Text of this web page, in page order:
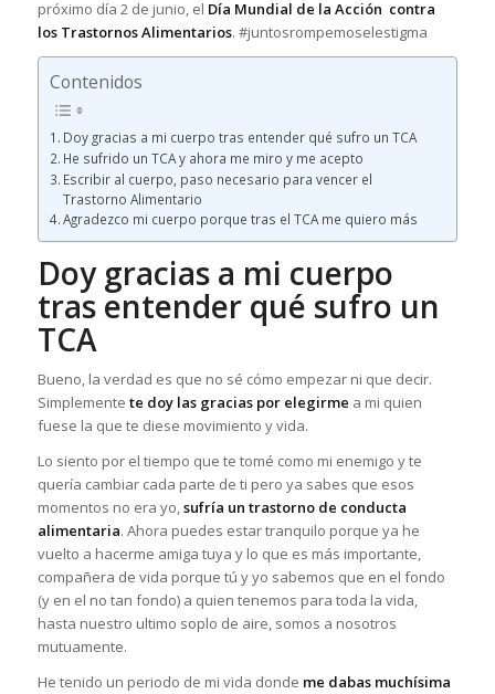
próximo día 2 de junio, el Día Mundial de la Acción contra
los Trastornos Alimentarios. #juntosrompemoselestigma
Contenidos
Doy gracias a mi cuerpo tras entender qué sufro un TCA
He sufrido un TCA y ahora me miro y me acepto
Escribir al cuerpo, paso necesario para vencer el
Trastorno Alimentario
Agradezco mi cuerpo porque tras el TCA me quiero más
Doy gracias a mi cuerpo
tras entender qué sufro un
TCA
Bueno, la verdad es que no sé cómo empezar ni que decir.
Simplemente te doy las gracias por elegirme a mi quien
fuese la que te diese movimiento y vida.
Lo siento por el tiempo que te tomé como mi enemigo y te
quería cambiar cada parte de ti pero ya sabes que esos
momentos no era yo,sufría un trastorno de conducta
alimentaria. Ahora puedes estar tranquilo porque ya he
vuelto a hacerme amiga tuya y lo que es más importante,
compañera de vida porque tú y yo sabemos que en el fondo
(y en el no tan fondo) a quien tenemos para toda la vida,
hasta nuestro ultimo soplo de aire, somos a nosotros
mutuamente.
He tenido un periodo de mi vida donde me dabas muchísima